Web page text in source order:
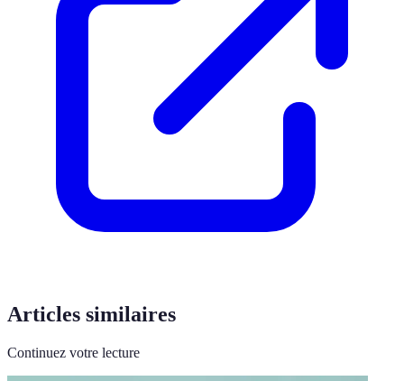
Articles similaires
Continuez votre lecture